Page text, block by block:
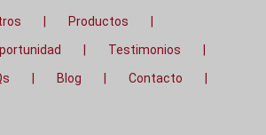
Productos
Testimonios
Blog
Contacto